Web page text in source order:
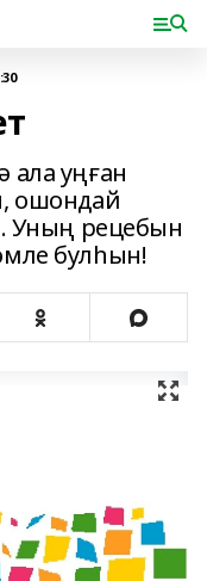
ала уңған
ошондай
Уның рецебын
булһын!